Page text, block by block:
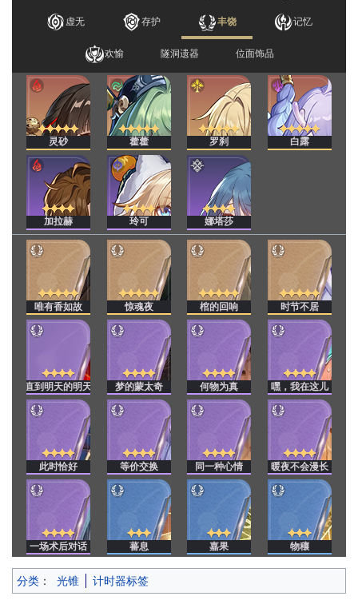
虚无 存护 丰饶 记忆
欢愉 隧洞遗器 位面饰品
灵砂 藿藿 罗刹 白露
加拉赫 玲可 娜塔莎
唯有香如故 惊魂夜 棺的回响 时节不居
直到明天的明天 梦的蒙太奇 何物为真 嘿，我在这儿
此时恰好 等价交换 同一种心情 暖夜不会漫长
一场术后对话 蕃息 嘉果 物穰
分类 ： 光锥 计时器标签